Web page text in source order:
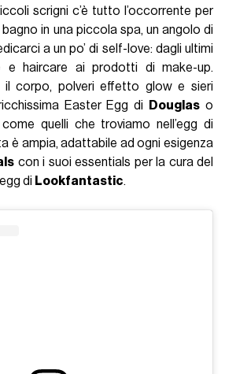
scrigni c’è tutto l’occorrente per
in una piccola spa, un angolo di
a un po’ di self-love: dagli ultimi
e haircare ai prodotti di make-up.
il corpo, polveri effetto glow e sieri
Easter Egg di
Douglas o
quelli che troviamo nell’egg di
è ampia, adattabile ad ogni esigenza
con i suoi essentials per la cura del
di Lookfantastic.